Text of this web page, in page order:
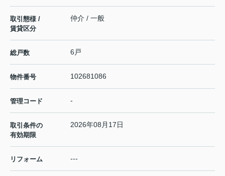
取引態様 /
賃貸区分
仲介 / 一般
総戸数 6戸
物件番号 102681086
管理コード -
取引条件の
有効期限
2026年08月17日
リフォーム ---